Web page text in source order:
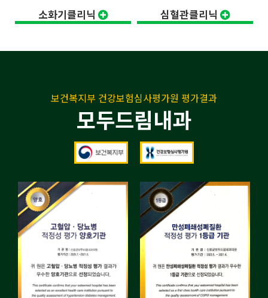
소화기클리닉 심혈관클리닉
보건복지부 건강보험심사평가원 평가결과
모두드림내과